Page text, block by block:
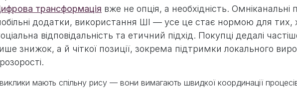
трансформація вже не опція, а необхідність. Омніканальні
додатки, використання ШІ — усе це стає нормою для тих,
відповідальність та етичний підхід. Покупці дедалі
знижок, а й чіткої позиції, зокрема підтримки локального
виклики мають спільну рису — вони вимагають швидкої координації